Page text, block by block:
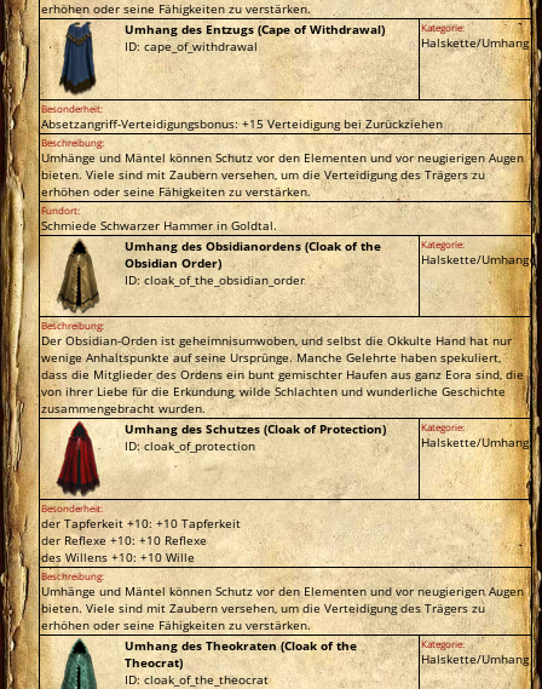
erhöhen oder seine Fähigkeiten zu verstärken.
Umhang des Entzugs (Cape of Withdrawal)
ID: cape_of_withdrawal
Kategorie:
Halskette/Umhang
Besonderheit:
Absetzangriff-Verteidigungsbonus: +15 Verteidigung bei Zurückziehen
Beschreibung:
Umhänge und Mäntel können Schutz vor den Elementen und vor neugierigen Augen
bieten. Viele sind mit Zaubern versehen, um die Verteidigung des Trägers zu
erhöhen oder seine Fähigkeiten zu verstärken.
Fundort:
Schmiede Schwarzer Hammer in Goldtal.
Umhang des Obsidianordens (Cloak of the
Obsidian Order)
ID: cloak_of_the_obsidian_order
Kategorie:
Halskette/Umhang
Beschreibung:
Der Obsidian-Orden ist geheimnisumwoben, und selbst die Okkulte Hand hat nur
wenige Anhaltspunkte auf seine Ursprünge. Manche Gelehrte haben spekuliert,
dass die Mitglieder des Ordens ein bunt gemischter Haufen aus ganz Eora sind, die
von ihrer Liebe für die Erkundung, wilde Schlachten und wunderliche Geschichte
zusammengebracht wurden.
Umhang des Schutzes (Cloak of Protection)
ID: cloak_of_protection
Kategorie:
Halskette/Umhang
Besonderheit:
der Tapferkeit +10: +10 Tapferkeit
der Reflexe +10: +10 Reflexe
des Willens +10: +10 Wille
Beschreibung:
Umhänge und Mäntel können Schutz vor den Elementen und vor neugierigen Augen
bieten. Viele sind mit Zaubern versehen, um die Verteidigung des Trägers zu
erhöhen oder seine Fähigkeiten zu verstärken.
Umhang des Theokraten (Cloak of the
Theocrat)
ID: cloak_of_the_theocrat
Kategorie:
Halskette/Umhang